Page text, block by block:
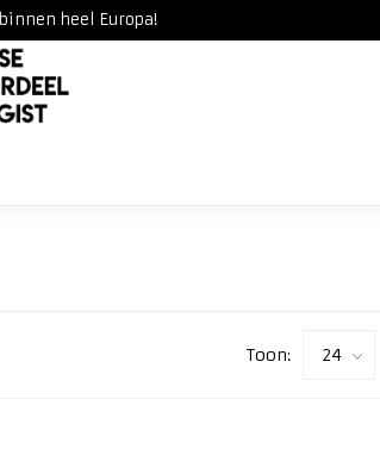
heel Europa!
Toon: